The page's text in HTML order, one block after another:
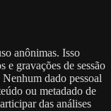
anônimas. Isso
e gravações de sessão
dado pessoal
ou metadado de
das análises